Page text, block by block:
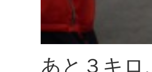
あと３キロ